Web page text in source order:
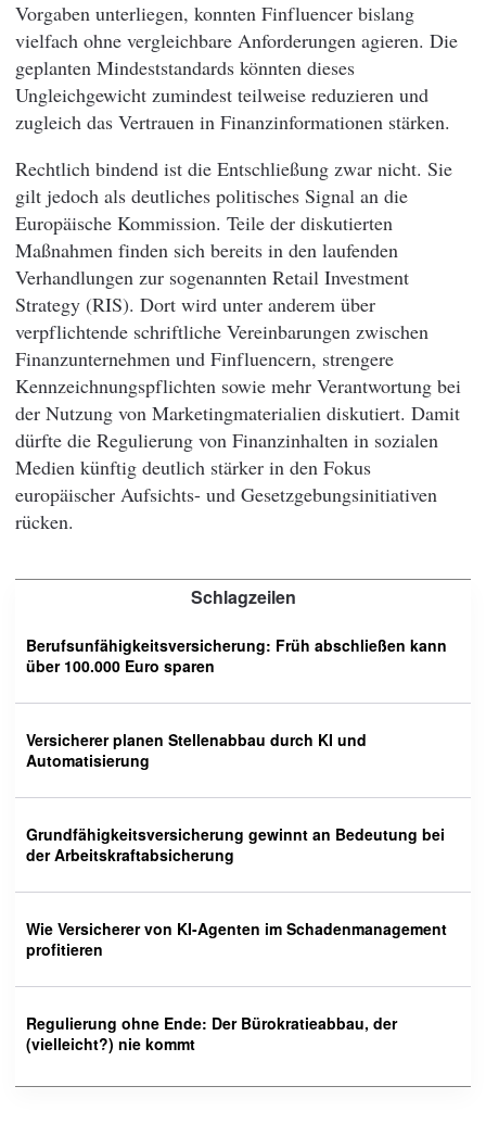
Vorgaben unterliegen, konnten Finfluencer bislang
vielfach ohne vergleichbare Anforderungen agieren. Die
geplanten Mindeststandards könnten dieses
Ungleichgewicht zumindest teilweise reduzieren und
zugleich das Vertrauen in Finanzinformationen stärken.
Rechtlich bindend ist die Entschließung zwar nicht. Sie
gilt jedoch als deutliches politisches Signal an die
Europäische Kommission. Teile der diskutierten
Maßnahmen finden sich bereits in den laufenden
Verhandlungen zur sogenannten Retail Investment
Strategy (RIS). Dort wird unter anderem über
verpflichtende schriftliche Vereinbarungen zwischen
Finanzunternehmen und Finfluencern, strengere
Kennzeichnungspflichten sowie mehr Verantwortung bei
der Nutzung von Marketingmaterialien diskutiert. Damit
dürfte die Regulierung von Finanzinhalten in sozialen
Medien künftig deutlich stärker in den Fokus
europäischer Aufsichts- und Gesetzgebungsinitiativen
rücken.
Schlagzeilen
Berufsunfähigkeitsversicherung: Früh abschließen kann
über 100.000 Euro sparen
Versicherer planen Stellenabbau durch KI und
Automatisierung
Grundfähigkeitsversicherung gewinnt an Bedeutung bei
der Arbeitskraftabsicherung
Wie Versicherer von KI-Agenten im Schadenmanagement
profitieren
Regulierung ohne Ende: Der Bürokratieabbau, der
(vielleicht?) nie kommt